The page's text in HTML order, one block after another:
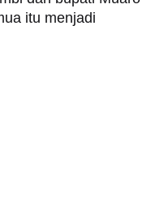
itu menjadi